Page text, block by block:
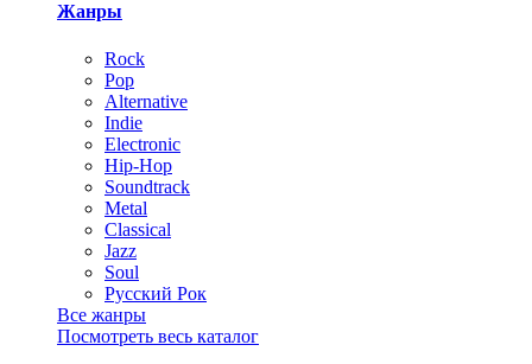
Жанры
Rock
Pop
Alternative
Indie
Electronic
Hip-Hop
Soundtrack
Metal
Classical
Jazz
Soul
Русский Рок
Все жанры
Посмотреть весь каталог